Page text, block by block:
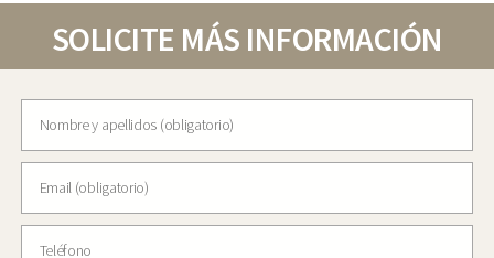
SOLICITE MÁS INFORMACIÓN